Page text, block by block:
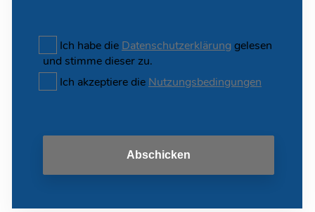
Ich habe die Datenschutzerklärung gelesen
und stimme dieser zu.
Ich akzeptiere die Nutzungsbedingungen
Abschicken